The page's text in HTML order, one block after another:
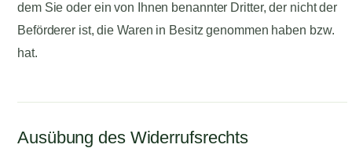
dem Sie oder ein von Ihnen benannter Dritter, der nicht der
Beförderer ist, die Waren in Besitz genommen haben bzw.
hat.
Ausübung des Widerrufsrechts